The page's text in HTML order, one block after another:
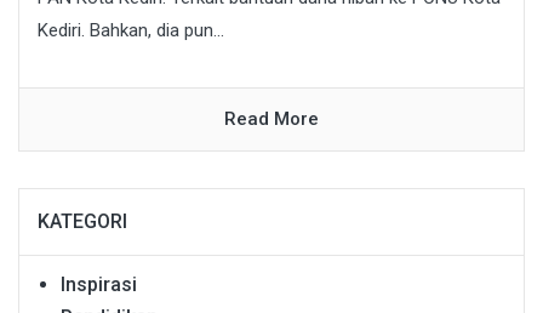
Kediri. Bahkan, dia pun...
Read More
KATEGORI
Inspirasi